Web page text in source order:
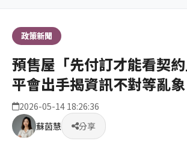
政策新聞
預售屋「先付訂才能看契
平會出手揭資訊不對等亂象
2026-05-14 18:26:36
蘇茵慧
分享